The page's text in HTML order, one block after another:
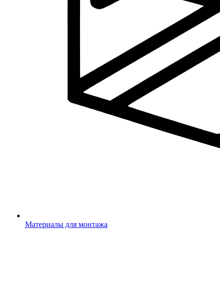
Материалы для монтажа